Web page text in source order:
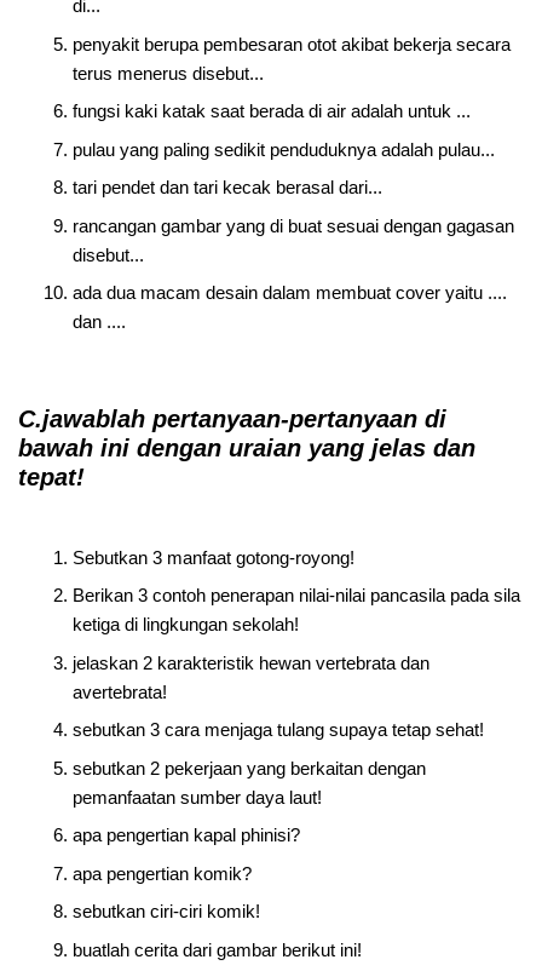
di...
penyakit berupa pembesaran otot akibat bekerja secara
terus menerus disebut...
fungsi kaki katak saat berada di air adalah untuk ...
pulau yang paling sedikit penduduknya adalah pulau...
tari pendet dan tari kecak berasal dari...
rancangan gambar yang di buat sesuai dengan gagasan
disebut...
ada dua macam desain dalam membuat cover yaitu ....
dan ....
C.jawablah pertanyaan-pertanyaan di
bawah ini dengan uraian yang jelas dan
tepat!
Sebutkan 3 manfaat gotong-royong!
Berikan 3 contoh penerapan nilai-nilai pancasila pada sila
ketiga di lingkungan sekolah!
jelaskan 2 karakteristik hewan vertebrata dan
avertebrata!
sebutkan 3 cara menjaga tulang supaya tetap sehat!
sebutkan 2 pekerjaan yang berkaitan dengan
pemanfaatan sumber daya laut!
apa pengertian kapal phinisi?
apa pengertian komik?
sebutkan ciri-ciri komik!
buatlah cerita dari gambar berikut ini!